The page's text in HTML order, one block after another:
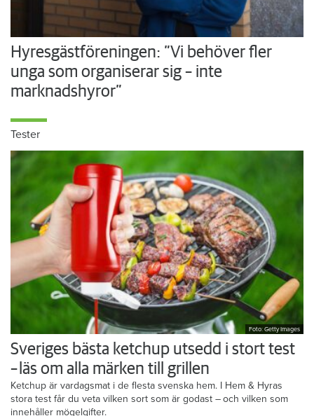
Hyresgästföreningen: ”Vi behöver fler
unga som organiserar sig – inte
marknadshyror”
Tester
Foto: Getty Images
Sveriges bästa ketchup utsedd i stort test
– läs om alla märken till grillen
Ketchup är vardagsmat i de flesta svenska hem. I Hem & Hyras
stora test får du veta vilken sort som är godast – och vilken som
innehåller mögelgifter.